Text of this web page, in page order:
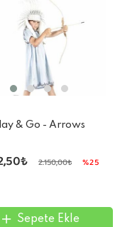
& Go - Arrows
2.150,00₺ %25
Sepete Ekle